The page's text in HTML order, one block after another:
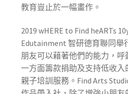
教育豈止於一幅畫作。
2019 wHERE to Find heARTs
Edutainment 智研德育聯同
朋友可以藉著他們的能力，
一方面籌款捐助及支持低收入
親子培訓服務。Find Arts